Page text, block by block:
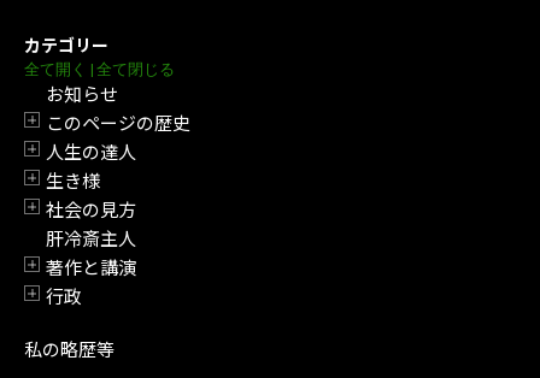
カテゴリー
全て開く | 全て閉じる
お知らせ
開閉
このページの歴史
開閉
人生の達人
開閉
生き様
開閉
社会の見方
肝冷斎主人
開閉
著作と講演
開閉
行政
私の略歴等